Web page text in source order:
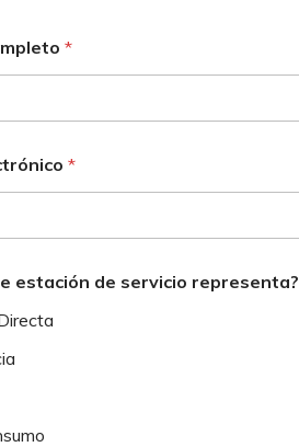
*
*
estación de servicio representa?